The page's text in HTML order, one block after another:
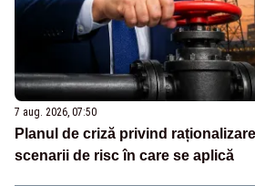
7 aug. 2026, 07:50
Planul de criză privind
scenarii de risc în care se aplică